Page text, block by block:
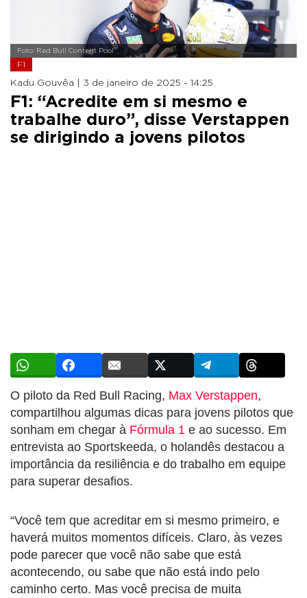
Foto: Red Bull Content Pool
F1
Kadu Gouvêa | 3 de janeiro de 2025 - 14:25
F1: “Acredite em si mesmo e
trabalhe duro”, disse Verstappen
se dirigindo a jovens pilotos
O piloto da Red Bull Racing, Max Verstappen,
compartilhou algumas dicas para jovens pilotos que
sonham em chegar à Fórmula 1 e ao sucesso. Em
entrevista ao Sportskeeda, o holandês destacou a
importância da resiliência e do trabalho em equipe
para superar desafios.
“Você tem que acreditar em si mesmo primeiro, e
haverá muitos momentos difíceis. Claro, às vezes
pode parecer que você não sabe que está
acontecendo, ou sabe que não está indo pelo
caminho certo. Mas você precisa de muita